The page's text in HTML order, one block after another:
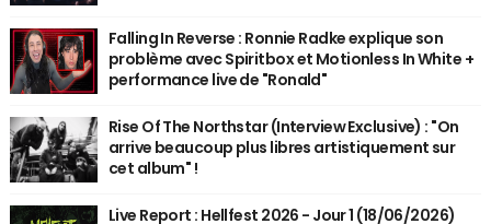
Falling In Reverse : Ronnie Radke explique son
problème avec Spiritbox et Motionless In White +
performance live de "Ronald"
Rise Of The Northstar (Interview Exclusive) : "On
arrive beaucoup plus libres artistiquement sur
cet album" !
Live Report : Hellfest 2026 - Jour 1 (18/06/2026)